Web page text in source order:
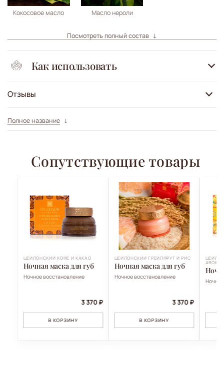
Кокосовое масло Масло нероли
Посмотреть полный состав
Как использовать
Отзывы
Полное название
Сопутствующие товары
ЦЕЙЛОНСКИЙ КОФЕ И КАКАО
Ночная маска для губ
Ночное восстановление
3 370 ₽
В КОРЗИНУ
ЦЕЙЛОНСКИЙ ГРЕЙПФРУТ И РИС
Ночная маска для губ
Ночное восстановление
3 370 ₽
В КОРЗИНУ